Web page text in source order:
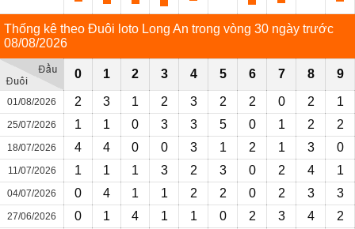
Thống kê theo Đuôi loto Long An trong vòng 30 ngày trước
08/08/2026
0 1 2 3 4 5 6 7 8 9
01/08/2026 2 3 1 2 3 2 2 0 2 1
25/07/2026 1 1 0 3 3 5 0 1 2 2
18/07/2026 4 4 0 0 3 1 2 1 3 0
11/07/2026 1 1 1 3 2 3 0 2 4 1
04/07/2026 0 4 1 1 2 2 0 2 3 3
27/06/2026 0 1 4 1 1 0 2 3 4 2